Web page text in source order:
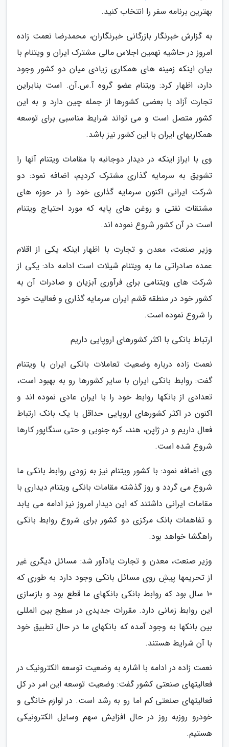
بهترین برنامه سفر را انتخاب کنید.
به گزارش خبرنگار بازرگانی خبرنگاران، محمدرضا نعمت زاده
امروز در حاشیه نهمین اجلاس مالی مشترک ایران و ویتنام با
بیان اینکه زمینه های همکاری زیادی میان دو کشور وجود
دارد، اظهار کرد: ویتنام عضو گروه آ.س.آن. است بنابراین
تجارت آزاد با بعضی کشورها از جمله چین دارد و به این
کشور متصل است و می تواند شرایط مناسبی برای توسعه
همکاریهای ایران با این کشور نیز باشد.
وی با ابراز اینکه در دیدار دوجانبه با مقامات ویتنام آنها را
تشویق به سرمایه گذاری مشترک کردیم، اضافه نمود: دو
شرکت ایرانی اکنون سرمایه گذاری خود را در حوزه های
مشتقات نفتی و روغن های پایه که مورد احتیاج ویتنام
است در آن کشور شروع نموده اند.
وزیر صنعت، معدن و تجارت با اظهار اینکه یکی از اقلام
عمده صادراتی ما به ویتنام شیلات است ادامه داد: یکی از
شرکت های ویتنامی برای فرآوری آبزیان و صادرات آن به
کشور خود در منطقه قشم ایران سرمایه گذاری و فعالیت خود
را شروع نموده است.
ارتباط بانکی با اکثر کشورهای اروپایی داریم
نعمت زاده درباره وضعیت تعاملات بانکی ایران با ویتنام
گفت: روابط بانکی ایران با سایر کشورها رو به بهبود است،
تعدادی از بانکها روابط خود را با ایران عادی نموده اند و
اکنون در اکثر کشورهای اروپایی حداقل با یک بانک ارتباط
فعال داریم و در ژاپن، هند، کره جنوبی و حتی سنگاپور کارها
شروع شده است.
وی اضافه نمود: با کشور ویتنام نیز به زودی روابط بانکی ما
شروع می گردد و روز گذشته مقامات بانکی ویتنام دیداری با
مقامات ایرانی داشتند که این دیدار امروز نیز ادامه می یابد
و تفاهمات بانک مرکزی دو کشور برای شروع روابط بانکی
راهگشا خواهد بود.
وزیر صنعت، معدن و تجارت یادآور شد: مسائل دیگری غیر
از تحریمها پیشِ روی مسائل بانکی وجود دارد به طوری که
10 سال بود که روابط بانکی بانکهای ما قطع بود و بازسازی
این روابط زمانی دارد. مقررات جدیدی در سطح بین المللی
بین بانکها به وجود آمده که بانکهای ما در حال تطبیق خود
با آن شرایط هستند.
نعمت زاده در ادامه با اشاره به وضعیت توسعه الکترونیک در
فعالیتهای صنعتی کشور گفت: وضعیت توسعه این امر در کل
فعالیتهای صنعتی کم اما رو به رشد است. در لوازم خانگی و
خودرو روزبه روز در حال افزایش سهم وسایل الکترونیکی
هستیم.